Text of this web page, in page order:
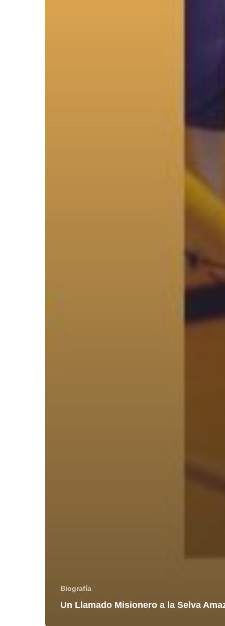
Biografía
Un Llamado Misionero a la Selva